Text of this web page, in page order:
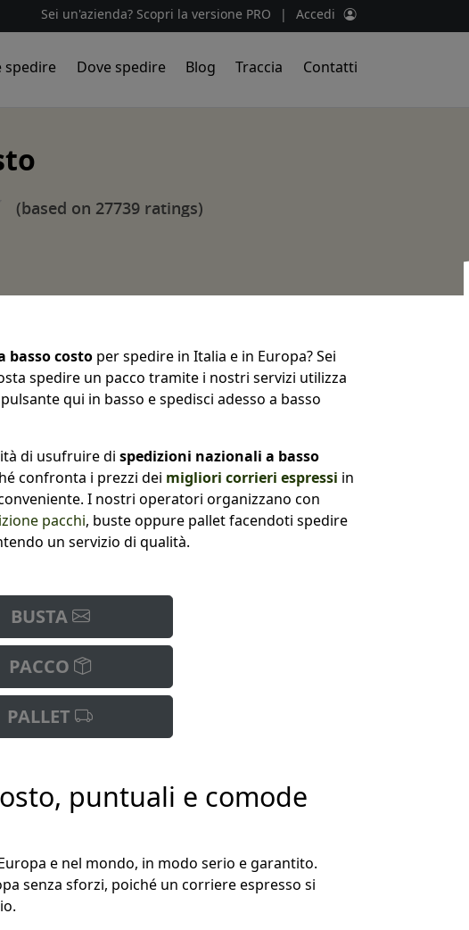
Sei un'azienda? Scopri la versione PRO | Accedi
spedire Dove spedire Blog Traccia Contatti
(based on 27739 ratings)
basso costo per spedire in Italia e in Europa? Sei
spedire un pacco tramite i nostri servizi utilizza
qui in basso e spedisci adesso a basso
di usufruire di spedizioni nazionali a basso
confronta i prezzi dei migliori corrieri espressi in
I nostri operatori organizzano con
pacchi, buste oppure pallet facendoti spedire
un servizio di qualità.
BUSTA
PACCO
PALLET
puntuali e comode
e nel mondo, in modo serio e garantito.
senza sforzi, poiché un corriere espresso si